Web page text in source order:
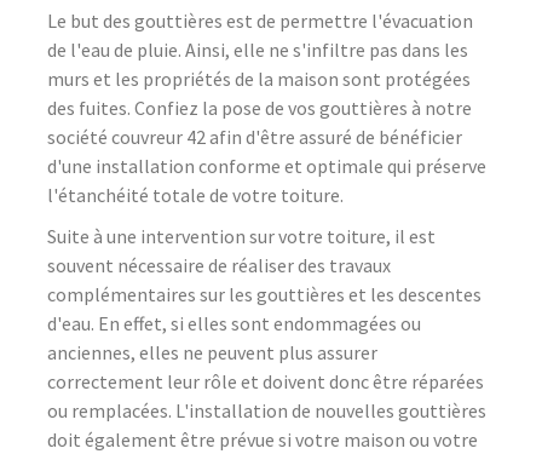
Le but des gouttières est de permettre l'évacuation
de l'eau de pluie. Ainsi, elle ne s'infiltre pas dans les
murs et les propriétés de la maison sont protégées
des fuites. Confiez la pose de vos gouttières à notre
société couvreur 42 afin d'être assuré de bénéficier
d'une installation conforme et optimale qui préserve
l'étanchéité totale de votre toiture.
Suite à une intervention sur votre toiture, il est
souvent nécessaire de réaliser des travaux
complémentaires sur les gouttières et les descentes
d'eau. En effet, si elles sont endommagées ou
anciennes, elles ne peuvent plus assurer
correctement leur rôle et doivent donc être réparées
ou remplacées. L'installation de nouvelles gouttières
doit également être prévue si votre maison ou votre